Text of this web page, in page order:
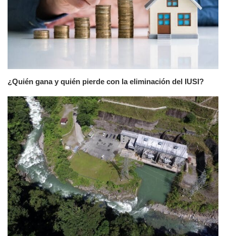
¿Quién gana y quién pierde con la eliminación del IUSI?